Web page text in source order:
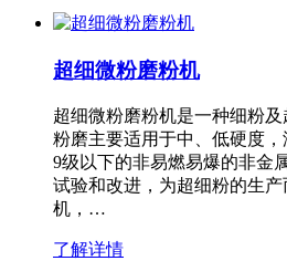
超细微粉磨粉机
超细微粉磨粉机是一种细粉
粉磨主要适用于中、低硬度
9级以下的非易燃易爆的非金
试验和改进，为超细粉的生
机，…
了解详情